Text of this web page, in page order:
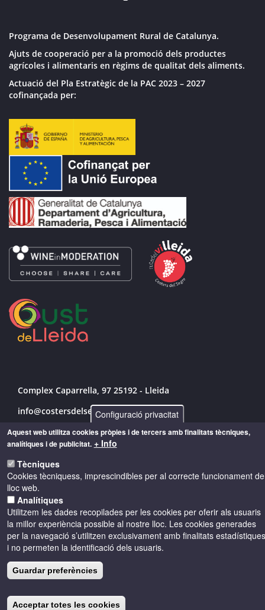
Programa de Desenvolupament Rural de Catalunya.
Ajuts de cooperació per a la promoció dels productes
agrícoles i alimentaris en règims de qualitat dels aliments.
Actuació del Pla Estratègic de la PAC 2023 – 2027
cofinançada per:
Complex Caparrella, 97 25192 - Lleida
info@costersdelsegre.es
973 264 583
© Copyright 2026 - Drets reservats
Accessibilitat Avís legal Cookies
Política de privacitat
Configuració privacitat
Aquest web utilitza cookies pròpies i de tercers amb finalitats tècniques,
analítiques i de publicitat. + Info
Tècniques
Cookies tècniquess, imprescindibles per al correcte funcionament
lloc web.
Analítiques
Utilitzem les dades recopilades per les cookies per oferir als usuaris
la millor experiència possible al nostre lloc. Les cookies generades
per la navegació s’utilitzen exclusivament amb finalitats estadístiques
i no permeten la identificació dels usuaris.
Guardar preferències
Acceptar totes les cookies